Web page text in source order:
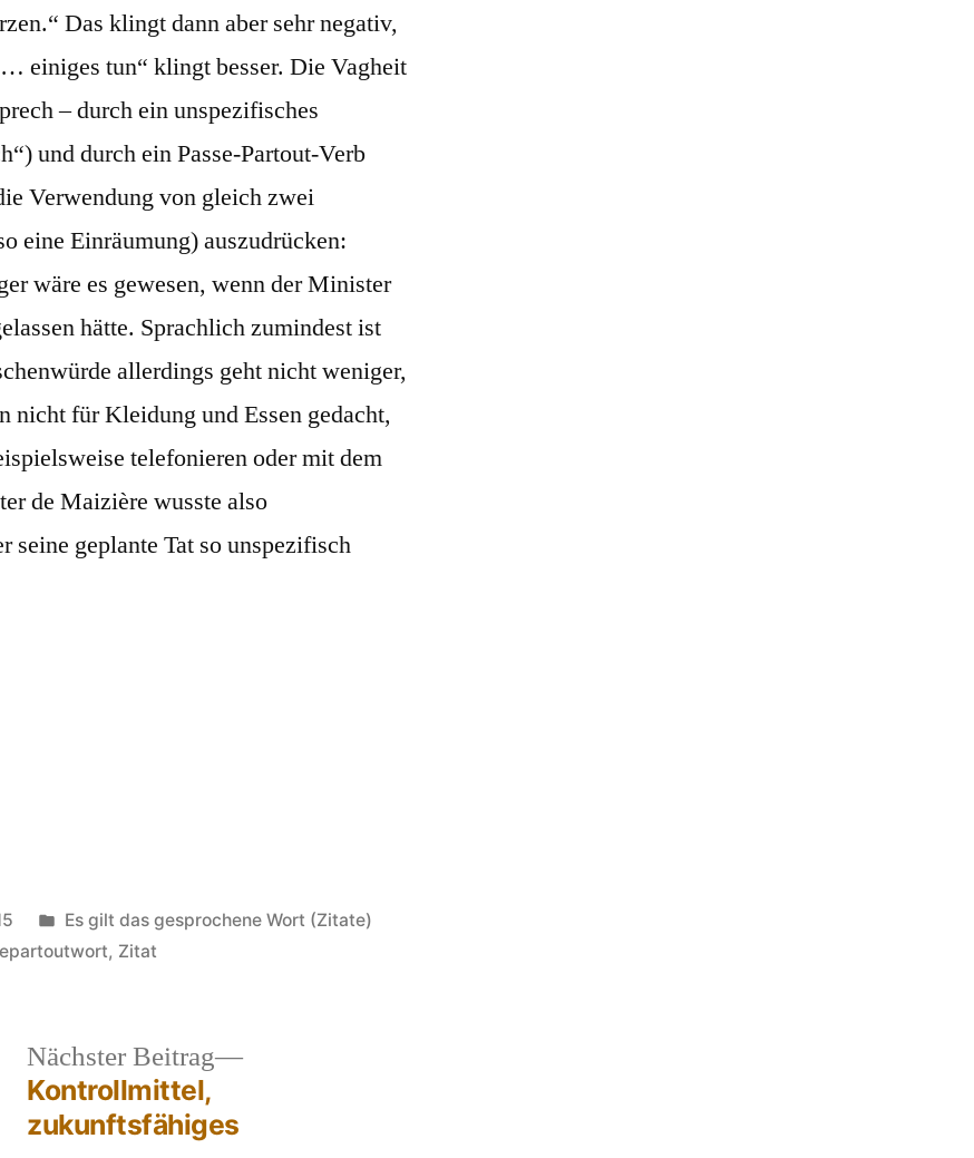
Das klingt dann aber sehr negativ,
einiges tun“ klingt besser. Die Vagheit
– durch ein unspezifisches
und durch ein Passe-Partout-Verb
Verwendung von gleich zwei
eine Einräumung) auszudrücken:
wäre es gewesen, wenn der Minister
hätte. Sprachlich zumindest ist
allerdings geht nicht weniger,
nicht für Kleidung und Essen gedacht,
telefonieren oder mit dem
de Maizière wusste also
seine geplante Tat so unspezifisch
Veröffentlicht
in
Es gilt das gesprochene Wort (Zitate)
, Zitat
Nächster Beitrag
Nächster
Kontrollmittel,
zukunftsfähiges